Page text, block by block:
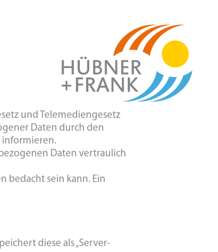
und Telemediengesetz
Daten durch den
informieren.
Daten vertraulich
bedacht sein kann. Ein
diese als „Server-